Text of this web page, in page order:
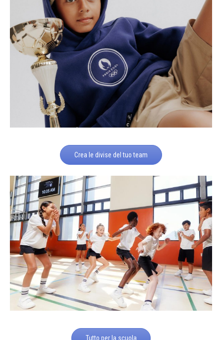
Crea le divise del tuo team
Tutto per la scuola